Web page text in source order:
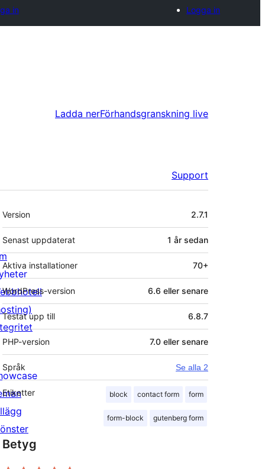
in
Logga in
Ladda nerFörhandsgranskning live
Support
Meta
Version 2.7.1
Senast uppdaterat 1 år sedan
Aktiva installationer 70+
WordPress-version 6.6 eller senare
Testat upp till 6.8.7
PHP-version 7.0 eller senare
Språk Se alla 2
Etiketter block contact form form
form-block gutenberg form
Betyg